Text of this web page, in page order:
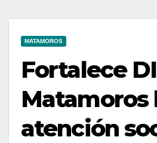
MATAMOROS
Fortalece
Matamoros
atención